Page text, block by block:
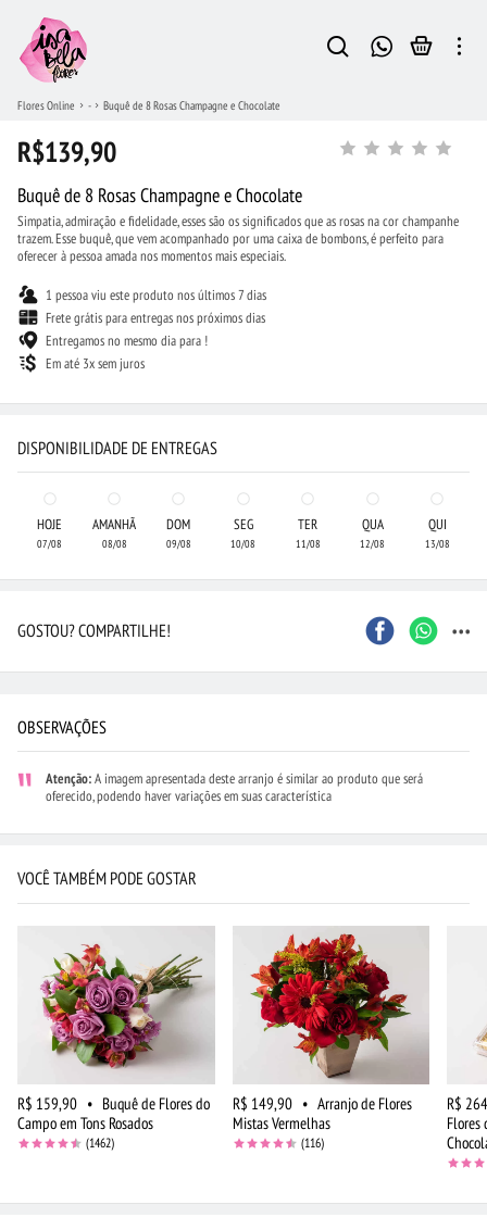
Flores Online - Buquê de 8 Rosas Champagne e Chocolate
R$139,90
Buquê de 8 Rosas Champagne e Chocolate
Simpatia, admiração e fidelidade, esses são os significados que as rosas na cor champanhe
trazem. Esse buquê, que vem acompanhado por uma caixa de bombons, é perfeito para
oferecer à pessoa amada nos momentos mais especiais.
1 pessoa viu este produto nos últimos 7 dias
Frete grátis para entregas nos próximos dias
Entregamos no mesmo dia para !
Em até 3x sem juros
DISPONIBILIDADE DE ENTREGAS
HOJE
07/08
AMANHÃ
08/08
DOM
09/08
SEG
10/08
TER
11/08
QUA
12/08
QUI
13/08
GOSTOU? COMPARTILHE! ...
OBSERVAÇÕES
Atenção:A imagem apresentada deste arranjo é similar ao produto que será
oferecido, podendo haver variações em suas característica
VOCÊ TAMBÉM PODE GOSTAR
R$ 159,90 • Buquê de Flores do
Campo em Tons Rosados
(1462)
R$ 149,90 • Arranjo de Flores
Mistas Vermelhas
(116)
R$
Flores